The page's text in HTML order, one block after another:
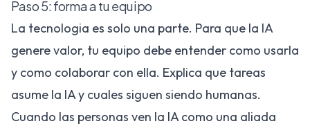
Paso 5: forma a tu equipo
La tecnologia es solo una parte. Para que la IA
genere valor, tu equipo debe entender como usarla
y como colaborar con ella. Explica que tareas
asume la IA y cuales siguen siendo humanas.
Cuando las personas ven la IA como una aliada